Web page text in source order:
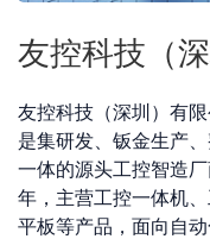
友控科技（
友控科技（深圳）有
是集研发、钣金生产
一体的源头工控智造
年，主营工控一体机
平板等产品，面向自